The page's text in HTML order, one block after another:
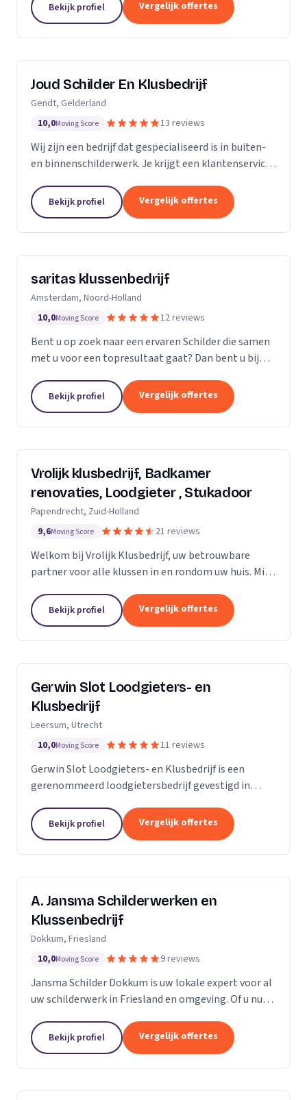
Bekijk profiel Vergelijk offertes
Joud Schilder En Klusbedrijf
Gendt, Gelderland
10,0Moving Score 13 reviews
Wij zijn een bedrijf dat gespecialiseerd is in buiten-
en binnenschilderwerk. Je krijgt een klantenservice
zijn van topmerken om de hoogst...
Bekijk profiel Vergelijk offertes
saritas klussenbedrijf
Amsterdam, Noord-Holland
10,0Moving Score 12 reviews
Bent u op zoek naar een ervaren Schilder die samen
met u voor een topresultaat gaat? Dan bent u bij
Persoonlijk contact en communicatie staat bij ons...
Bekijk profiel Vergelijk offertes
Vrolijk klusbedrijf, Badkamer
renovaties, Loodgieter , Stukadoor
Papendrecht, Zuid-Holland
9,6Moving Score 21 reviews
Welkom bij Vrolijk Klusbedrijf, uw betrouwbare
partner voor alle klussen in en rondom uw huis. Mijn
met bijna 20 jaar ervaring in de bouwsector. Ik...
Bekijk profiel Vergelijk offertes
Gerwin Slot Loodgieters- en
Klusbedrijf
Leersum, Utrecht
10,0Moving Score 11 reviews
Gerwin Slot Loodgieters- en Klusbedrijf is een
gerenommeerd loodgietersbedrijf gevestigd in
ons onderscheiden door onze expertise en
toewijding aan...
Bekijk profiel Vergelijk offertes
A. Jansma Schilderwerken en
Klussenbedrijf
Dokkum, Friesland
10,0Moving Score 9 reviews
Jansma Schilder Dokkum is uw lokale expert voor al
uw schilderwerk in Friesland en omgeving. Of u nu
van de vorige bewoners van uw nieuwe huis...
Bekijk profiel Vergelijk offertes